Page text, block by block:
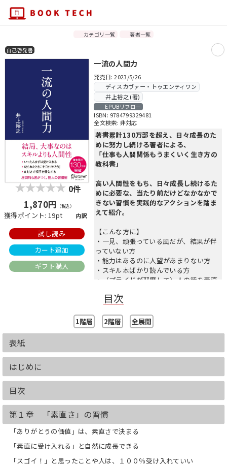
カテゴリ一覧 著者一覧
自己啓発書
0件
1,870円 （税込）
獲得ポイント: 19pt 内訳
試し読み
カート追加
ギフト購入
一流の人間力
発売日: 2023/5/26
ディスカヴァー・トゥエンティワン
井上裕之 (著)
EPUBリフロー
ISBN: 9784799329481
全文検索: 非対応
著書累計130万部を超え、日々成長のた
めに努力し続ける著者による、
「仕事も人間関係もうまくいく生き方の
教科書」
高い人間性をもち、日々成長し続けるた
めに必要な、当たり前だけどなかなかで
きない習慣を実践的なアクションを踏ま
えて紹介。
【こんな方に】
・一見、頑張っている風だが、結果が伴
っていない方
・能力はあるのに人望があまりない方
・スキル本ばかり読んでいる方
・（プライドが邪魔して）人の話を素直
・人から教えてもらうのが苦手な方
【目次】
第３章 「自責」の習慣
第５章 「立ち直る（失敗）」の習慣
購入者様限定特典：人間力を高めるため
に原理原則を学ぶ「読書案内」
目次
1階層 2階層 全展開
表紙
はじめに
目次
第１章 「素直さ」の習慣
「ありがとうの価値」は、素直さで決まる
「素直に受け入れる」と自然に成長できる
「スゴイ！」と思ったことや人は、１００％受け入れていい